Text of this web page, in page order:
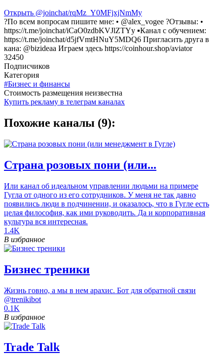
Открыть @joinchat/rqMz_Y0MFjxjNmMy
?По всем вопросам пишите мне: • @alex_vogee ?Отзывы: •
https://t.me/joinchat/iCaO0zdbKVJlZTYy ▪️Канал с обучением:
https://t.me/joinchat/d5jfVmtHNuY5MDQ6 Пригласить друга в
кана: @bizideaa Играем здесь https://coinhour.shop/aviator
32450
Подписчиков
Категория
#Бизнес и финансы
Cтоимость размещения неизвестна
Купить рекламу в телеграм каналах
Похожие каналы (9):
Страна розовых пони (или...
Или канал об идеальном управлении людьми на примере
Гугла от одного из его сотрудников. У меня не так давно
появились люди в подчинении, и оказалось, что в Гугле есть
целая философия, как ими руководить. Да и корпоративная
культура вся интересная.
1.4K
В избранное
Бизнес треники
Жизнь говно, а мы в нем арахис. Бот для обратной связи
@trenikibot
0.1K
В избранное
Trade Talk